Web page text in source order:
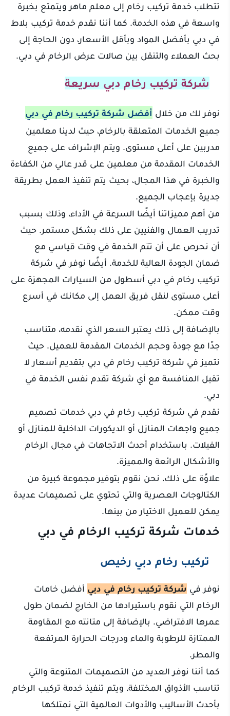
تتطلب خدمة تركيب رخام إلى معلم ماهر ويتمتع بخبرة
واسعة في هذه الخدمة. كما أننا نقدم خدمة تركيب بلاط
في دبي بأفضل المواد وبأقل الأسعار، دون الحاجة إلى
بحث العملاء والتنقل بين صالات عرض الرخام في دبي.
شركة تركيب رخام دبي سريعة
نوفر لك من خلال أفضل شركة تركيب رخام في دبي
جميع الخدمات المتعلقة بالرخام، حيث لدينا معلمين
مدربين على أعلى مستوى. ويتم الإشراف على جميع
الخدمات المقدمة من معلمين على قدر عالي من الكفاءة
والخبرة في هذا المجال، بحيث يتم تنفيذ العمل بطريقة
جديرة بإعجاب الجميع.
من أهم مميزاتنا أيضًا السرعة في الأداء، وذلك بسبب
تدريب العمال والفنيين على ذلك بشكل مستمر. حيث
أن نحرص على أن تتم الخدمة في وقت قياسي مع
ضمان الجودة العالية للخدمة. أيضًا نوفر في شركة
تركيب رخام في دبي أسطول من السيارات المجهزة على
أعلى مستوى لنقل فريق العمل إلى مكانك في أسرع
وقت ممكن.
بالإضافة إلى ذلك يعتبر السعر الذي نقدمه، متناسب
جدًا مع جودة وحجم الخدمات المقدمة للعميل. حيث
نتميز في شركة تركيب رخام في دبي بتقديم أسعار لا
تقبل المنافسة مع أي شركة تقدم نفس الخدمة في
دبي.
نقدم في شركة تركيب رخام في دبي خدمات تصميم
جميع واجهات المنازل أو الديكورات الداخلية للمنازل أو
الفيلات. باستخدام أحدث الاتجاهات في مجال الرخام
والأشكال الرائعة والمميزة.
علاوًة على ذلك، نحن نقوم بتوفير مجموعة كبيرة من
الكتالوجات العصرية والتي تحتوي على تصميمات عديدة
يمكن للعميل الاختيار من بينها.
خدمات شركة تركيب الرخام في دبي
تركيب رخام دبي رخيص
نوفر في شركة تركيب رخام في دبي أفضل خامات
الرخام التي نقوم باستيرادها من الخارج لضمان طول
عمرها الافتراضي. بالإضافة إلى متانته مع المقاومة
الممتازة للرطوبة والماء ودرجات الحرارة المرتفعة
والمطر.
كما أننا نوفر العديد من التصميمات المتنوعة والتي
تناسب الأذواق المختلفة، ويتم تنفيذ خدمة تركيب الرخام
بأحدث الأساليب والأدوات العالمية التي نمتلكها